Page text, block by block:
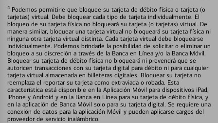
4 Podemos permitirle que bloquee su tarjeta de débito física o tarjeta (o
tarjetas) virtual. Debe bloquear cada tipo de tarjeta individualmente. El
bloqueo de su tarjeta física no bloqueará su tarjeta (o tarjetas) virtual. De
manera similar, bloquear una tarjeta virtual no bloqueará su tarjeta física ni
ninguna otra tarjeta virtual distinta. Cada tarjeta virtual debe bloquearse
individualmente. Podemos brindarle la posibilidad de solicitar o eliminar un
bloqueo a su discreción a través de la Banca en Línea y/o la Banca Móvil.
Bloquear su tarjeta de débito física no bloqueará ni prevendrá que se
autoricen transacciones con su tarjeta digital para débito ni para cualquier
tarjeta virtual almacenada en billeteras digitales. Bloquear su tarjeta no
reemplaza el reportar su tarjeta como extraviada o robada. Esta
característica está disponible en la Aplicación Móvil para dispositivos iPad,
iPhone y Android y en la Banca en Línea para su tarjeta de débito física, y
en la aplicación de Banca Móvil solo para su tarjeta digital. Se requiere una
conexión de datos para la aplicación Móvil y pueden aplicarse cargos del
proveedor de servicio inalámbrico.